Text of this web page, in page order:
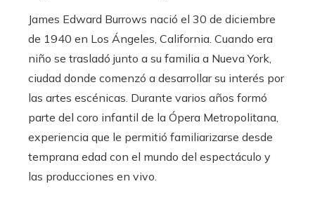
James Edward Burrows nació el 30 de diciembre
de 1940 en Los Ángeles, California. Cuando era
niño se trasladó junto a su familia a Nueva York,
ciudad donde comenzó a desarrollar su interés por
las artes escénicas. Durante varios años formó
parte del coro infantil de la Ópera Metropolitana,
experiencia que le permitió familiarizarse desde
temprana edad con el mundo del espectáculo y
las producciones en vivo.